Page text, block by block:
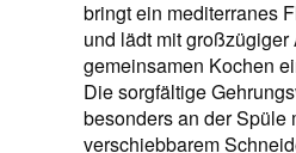
bringt ein mediterranes
und lädt mit
gemeinsamen Kochen
Die sorgfältige
besonders an der Spüle
verschiebbarem